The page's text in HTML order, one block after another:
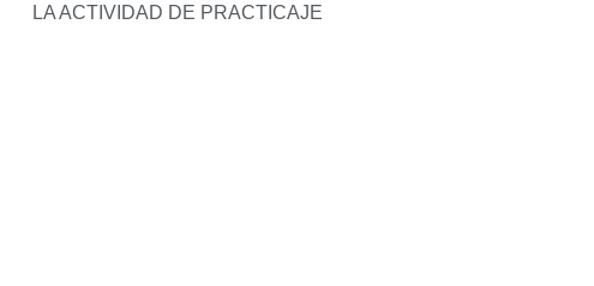
LA ACTIVIDAD DE PRACTICAJE